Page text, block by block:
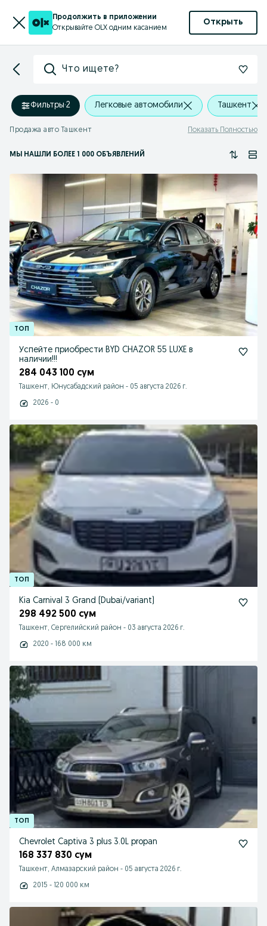
Продолжить в приложении
Открывайте OLX одним касанием
Открыть
Что ищете?
Фильтры·2 Легковые автомобили Ташкент
Продажа авто Ташкент Показать Полностью
МЫ НАШЛИ БОЛЕЕ 1 000 ОБЪЯВЛЕНИЙ
Успейте приобрести BYD CHAZOR 55 LUXE в
наличии!!!
284 043 100 сум
Ташкент, Юнусабадский район - 05 августа 2026 г.
2026 - 0
Kia Carnival 3 Grand (Dubai/variant)
298 492 500 сум
Ташкент, Сергелийский район - 03 августа 2026 г.
2020 - 168 000 км
Chevrolet Captiva 3 plus 3.0L propan
168 337 830 сум
Ташкент, Алмазарский район - 05 августа 2026 г.
2015 - 120 000 км